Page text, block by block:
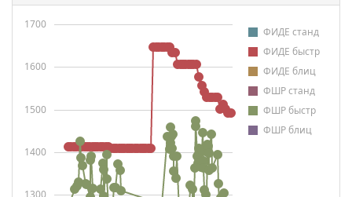
ФИДЕ станд
ФИДЕ быстр
ФИДЕ блиц
ФШР станд
ФШР быстр
ФШР блиц
1300
1400
1500
1600
1700